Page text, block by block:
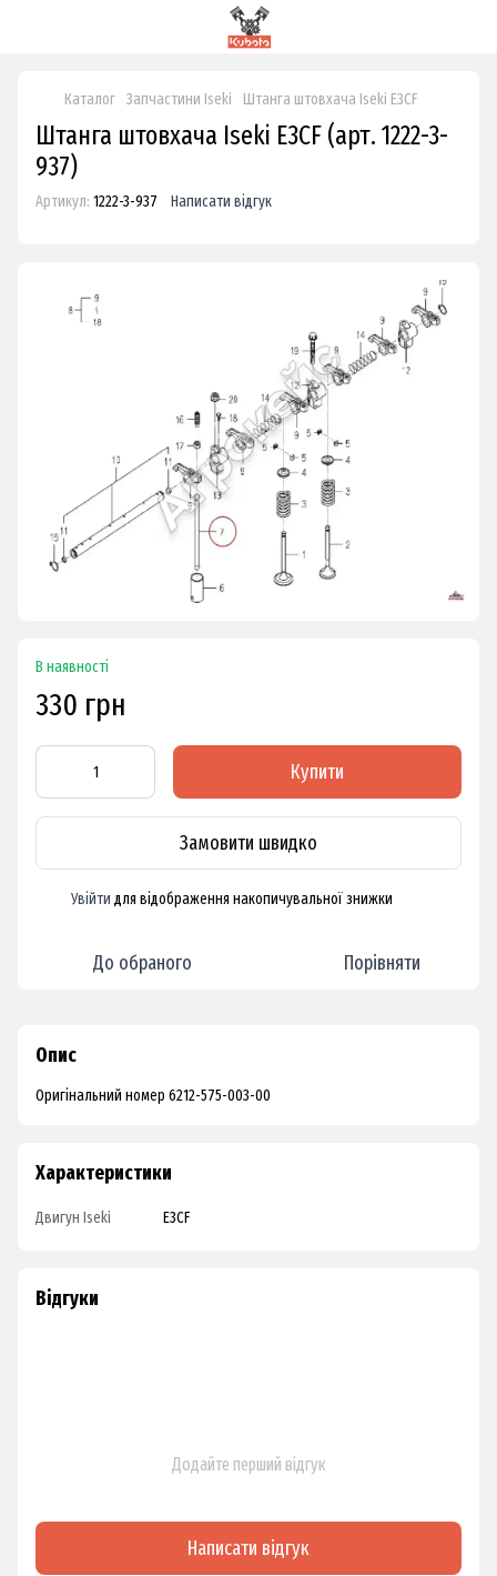
Каталог Запчастини Iseki Штанга штовхача Iseki E3CF
Штанга штовхача Iseki E3CF (арт. 1222-3-
937)
Артикул: 1222-3-937 Написати відгук
В наявності
330 грн
Купити
Замовити швидко
Увійти для відображення накопичувальної знижки
До обраного Порівняти
Опис
Оригінальний номер 6212-575-003-00
Характеристики
Двигун Iseki E3CF
Відгуки
Додайте перший відгук
Написати відгук